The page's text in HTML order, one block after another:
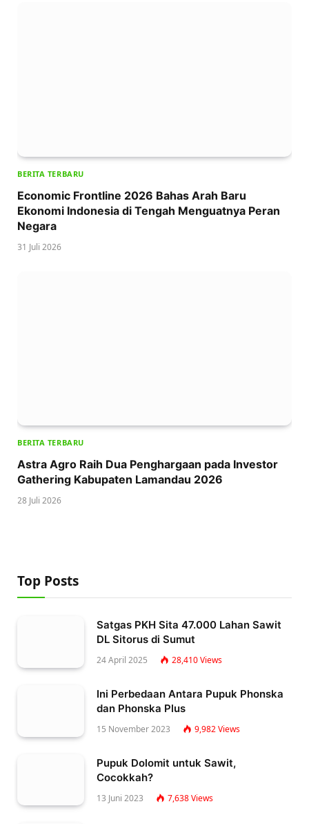
BERITA TERBARU
Economic Frontline 2026 Bahas Arah Baru
Ekonomi Indonesia di Tengah Menguatnya Peran
Negara
31 Juli 2026
BERITA TERBARU
Astra Agro Raih Dua Penghargaan pada Investor
Gathering Kabupaten Lamandau 2026
28 Juli 2026
Top Posts
Satgas PKH Sita 47.000 Lahan Sawit
DL Sitorus di Sumut
24 April 2025 28,410Views
Ini Perbedaan Antara Pupuk Phonska
dan Phonska Plus
15 November 2023 9,982Views
Pupuk Dolomit untuk Sawit,
Cocokkah?
13 Juni 2023 7,638Views